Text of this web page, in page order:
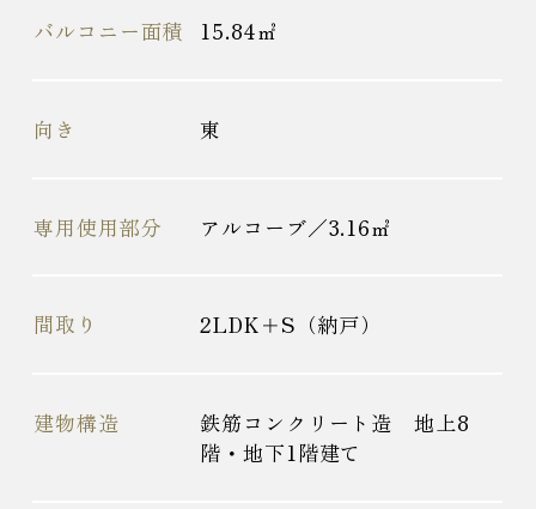
バルコニー面積 15.84㎡
向き 東
専用使用部分 アルコーブ／3.16㎡
間取り 2LDK＋S（納戸）
建物構造
鉄筋コンクリート造 地上8
階・地下1階建て